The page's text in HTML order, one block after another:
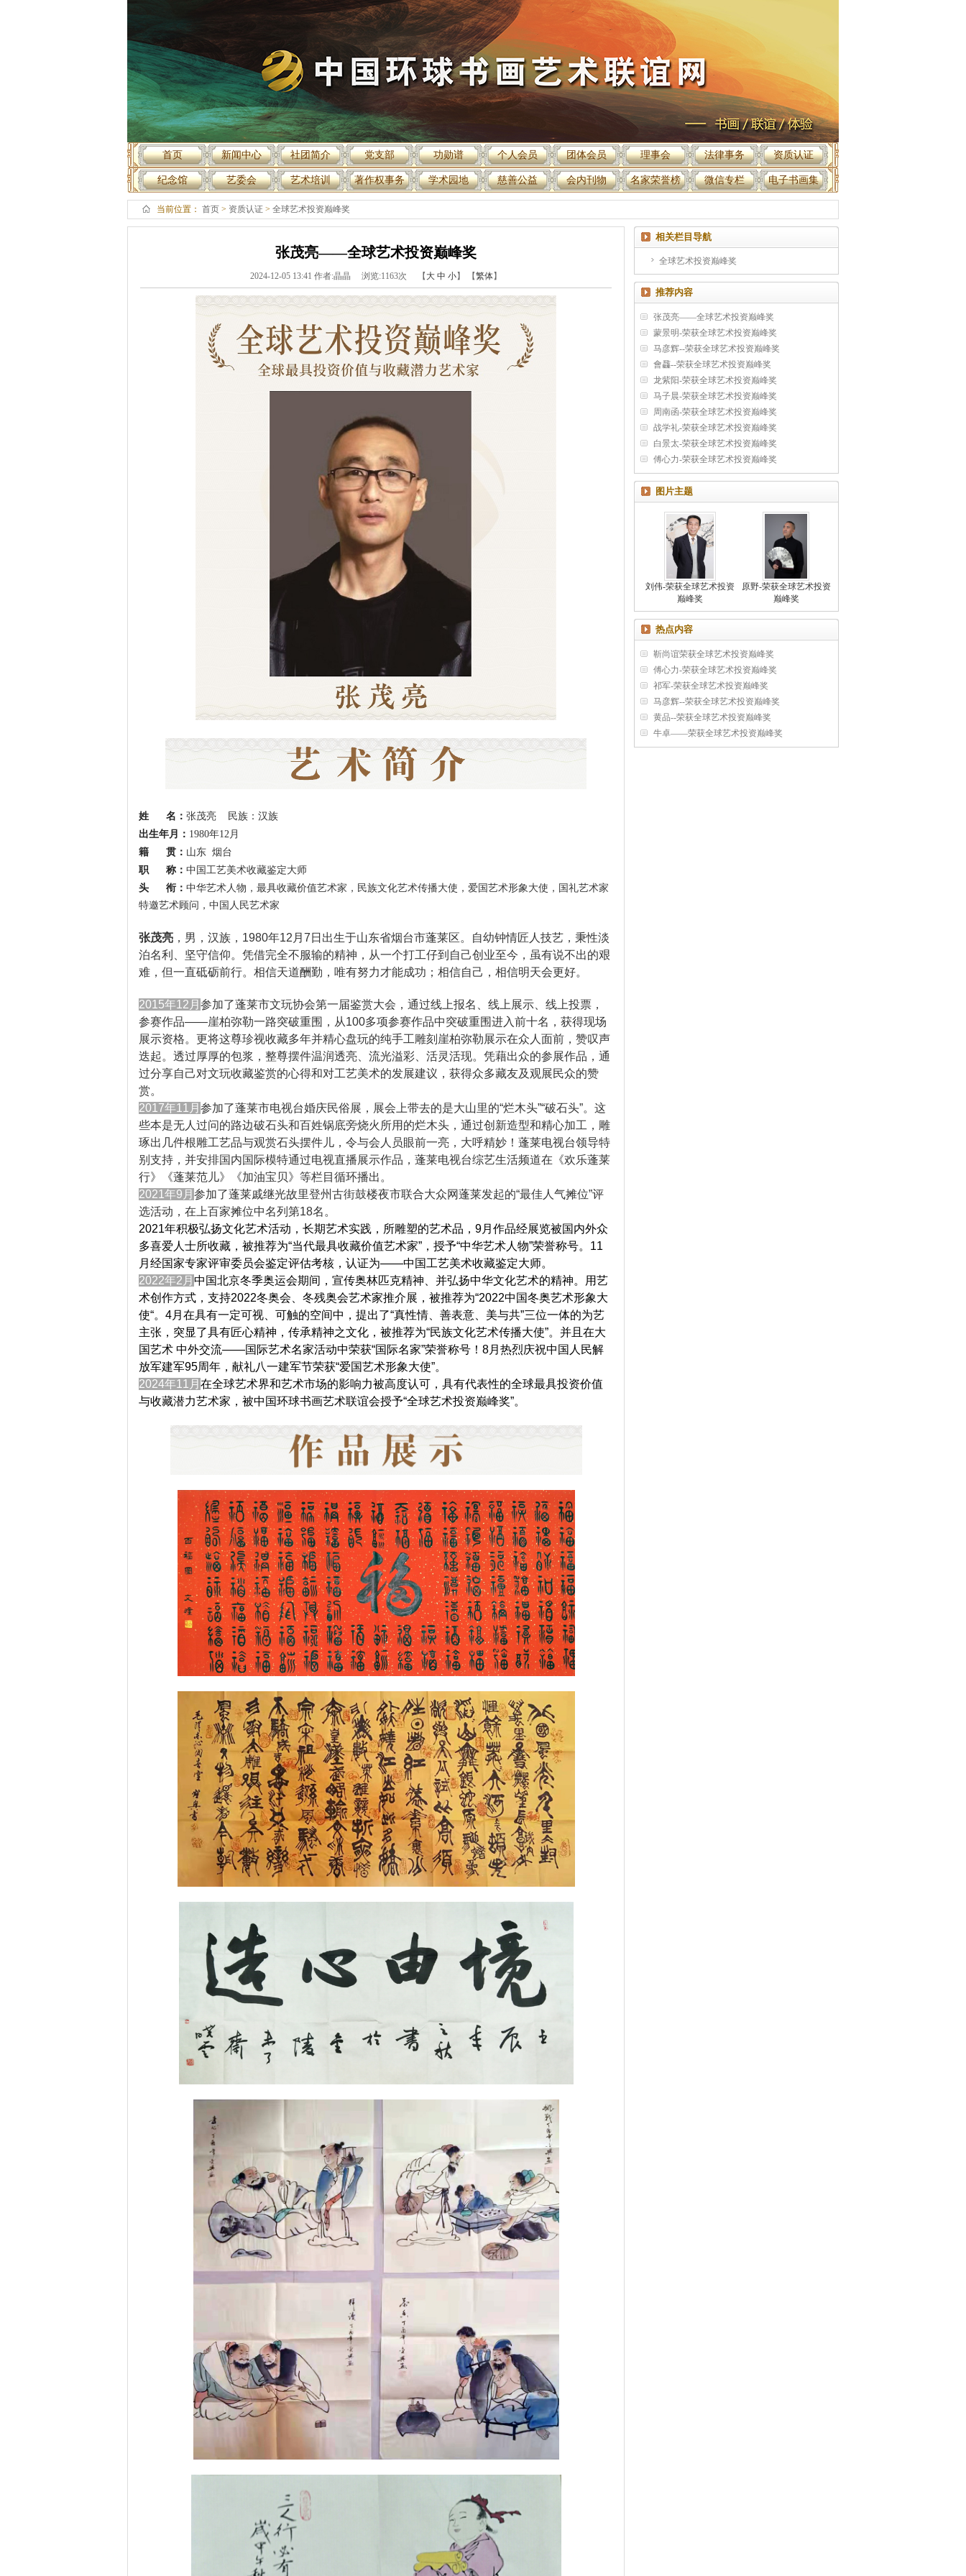
首页 新闻中心 社团简介 党支部 功勋谱 个人会员 团体会员 理事会 法律事务 资质认证
纪念馆 艺委会 艺术培训 著作权事务 学术园地 慈善公益 会内刊物 名家荣誉榜 微信专栏 电子书画集
当前位置： 首页 > 资质认证 > 全球艺术投资巅峰奖
张茂亮——全球艺术投资巅峰奖
2024-12-05 13:41 作者:晶晶 浏览:1163次 【 大 中 小】 【繁体】
姓 名： 张茂亮
民族：汉族
出生年月： 1980年12月
籍 贯： 山东 烟台
职 称： 中国工艺美术收藏鉴定大师
头 衔： 中华艺术人物，最具收藏价值艺术家，民族文化艺术传播大使，爱国艺术形象大使，国礼艺术家
特邀艺术顾问，中国人民艺术家
张茂亮 ，男，汉族，1980年12月7日出生于山东省烟台市蓬莱区。自幼钟情匠人技艺，秉性淡
泊名利、坚守信仰。凭借完全不服输的精神，从一个打工仔到自己创业至今，虽有说不出的艰
难，但一直砥砺前行。相信天道酬勤，唯有努力才能成功；相信自己，相信明天会更好。
2015年12月 参加了蓬莱市文玩协会第一届鉴赏大会，通过线上报名、线上展示、线上投票，
参赛作品——崖柏弥勒一路突破重围，从100多项参赛作品中突破重围进入前十名，获得现场
展示资格。更将这尊珍视收藏多年并精心盘玩的纯手工雕刻崖柏弥勒展示在众人面前，赞叹声
迭起。透过厚厚的包浆，整尊摆件温润透亮、流光溢彩、活灵活现。凭藉出众的参展作品，通
过分享自己对文玩收藏鉴赏的心得和对工艺美术的发展建议，获得众多藏友及观展民众的赞
赏。
2017年11月 参加了蓬莱市电视台婚庆民俗展，展会上带去的是大山里的“烂木头”“破石头”。这
些本是无人过问的路边破石头和百姓锅底旁烧火所用的烂木头，通过创新造型和精心加工，雕
琢出几件根雕工艺品与观赏石头摆件儿，令与会人员眼前一亮，大呼精妙！蓬莱电视台领导特
别支持，并安排国内国际模特通过电视直播展示作品，蓬莱电视台综艺生活频道在《欢乐蓬莱
行》《蓬莱范儿》《加油宝贝》等栏目循环播出。
2021年9月 参加了蓬莱戚继光故里登州古街鼓楼夜市联合大众网蓬莱发起的“最佳人气摊位”评
选活动，在上百家摊位中名列第18名。
2021年积极弘扬文化艺术活动，长期艺术实践，所雕塑的艺术品，9月作品经展览被国内外众
多喜爱人士所收藏，被推荐为“当代最具收藏价值艺术家”，授予“中华艺术人物”荣誉称号。11
月经国家专家评审委员会鉴定评估考核，认证为——中国工艺美术收藏鉴定大师。
2022年2月 中国北京冬季奥运会期间，宣传奥林匹克精神、并弘扬中华文化艺术的精神。用艺
术创作方式，支持2022冬奥会、冬残奥会艺术家推介展，被推荐为“2022中国冬奥艺术形象大
使“。4月在具有一定可视、可触的空间中，提出了“真性情、善表意、美与共”三位一体的为艺
主张，突显了具有匠心精神，传承精神之文化，被推荐为“民族文化艺术传播大使”。并且在大
国艺术 中外交流——国际艺术名家活动中荣获“国际名家”荣誉称号！8月热烈庆祝中国人民解
放军建军95周年， 献礼八一建军节荣获“爱国艺术形象大使”。
2024年11月 在全球艺术界和艺术市场的影响力被高度认可，具有代表性的全球最具投资价值
与收藏潜力艺术家，被中国环球书画艺术联谊会授予“全球艺术投资巅峰奖”。
相关栏目导航
全球艺术投资巅峰奖
推荐内容
张茂亮——全球艺术投资巅峰奖
蒙景明-荣获全球艺术投资巅峰奖
马彦辉--荣获全球艺术投资巅峰奖
會飝--荣获全球艺术投资巅峰奖
龙紫阳-荣获全球艺术投资巅峰奖
马子晨-荣获全球艺术投资巅峰奖
周南函-荣获全球艺术投资巅峰奖
战学礼-荣获全球艺术投资巅峰奖
白景太-荣获全球艺术投资巅峰奖
傅心力-荣获全球艺术投资巅峰奖
图片主题
刘伟-荣获全球艺术投资
巅峰奖
原野-荣获全球艺术投资
巅峰奖
热点内容
靳尚谊荣获全球艺术投资巅峰奖
傅心力-荣获全球艺术投资巅峰奖
祁军-荣获全球艺术投资巅峰奖
马彦辉--荣获全球艺术投资巅峰奖
黄品--荣获全球艺术投资巅峰奖
牛卓——荣获全球艺术投资巅峰奖